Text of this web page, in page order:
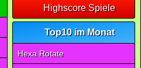
Highscore Spiele
Top10 im Monat
Hexa Rotate